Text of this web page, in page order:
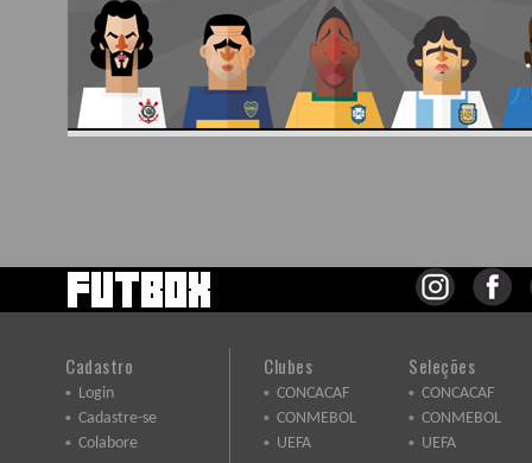
Cadastro
Login
Cadastre-se
Colabore
Clubes
CONCACAF
CONMEBOL
UEFA
Seleções
CONCACAF
CONMEBOL
UEFA